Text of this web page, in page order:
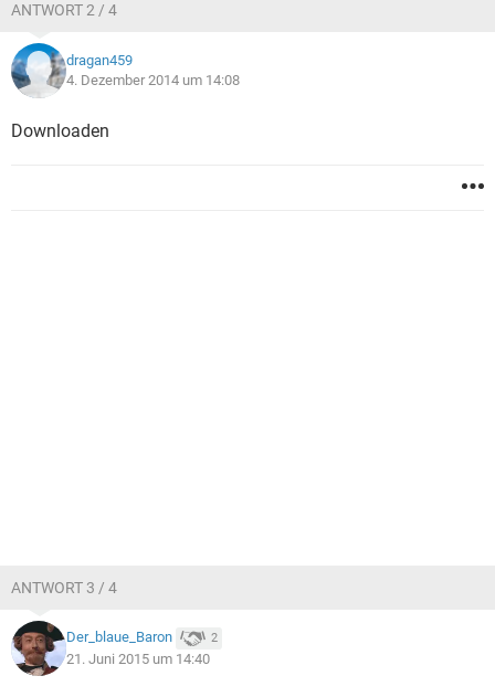
ANTWORT 2 / 4
dragan459
4. Dezember 2014 um 14:08
Downloaden
ANTWORT 3 / 4
Der_blaue_Baron 2
21. Juni 2015 um 14:40